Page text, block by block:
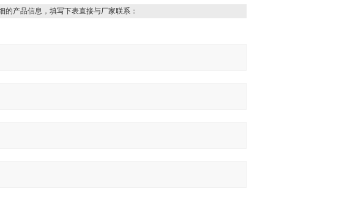
的产品信息，填写下表直接与厂家联系：